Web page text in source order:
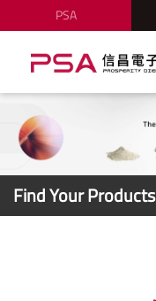
PSA
Find Your Products